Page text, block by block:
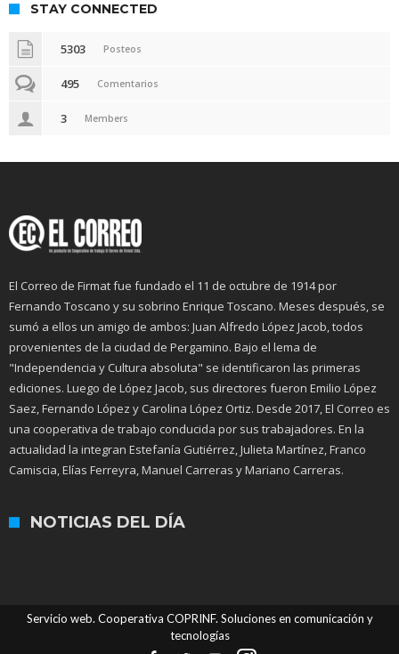
STAY CONNECTED
5303 Posteos
495 Comentarios
3 Members
El Correo de Firmat fue fundado el 11 de octubre de 1914 por
Fernando Toscano y su sobrino Enrique Toscano. Meses después, se
sumó a ellos un amigo de ambos: Juan Alfredo López Jacob, todos
provenientes de la ciudad de Pergamino. Bajo el lema de
"Independencia y Cultura absoluta" se identificaron las primeras
ediciones. Luego de López Jacob, sus directores fueron Emilio López
Saez, Fernando López y Carolina López Ortiz. Desde 2017, El Correo es
una cooperativa de trabajo conducida por sus trabajadores. En la
actualidad la integran Estefanía Gutiérrez, Julieta Martínez, Franco
Camiscia, Elías Ferreyra, Manuel Carreras y Mariano Carreras.
NOTICIAS DEL DÍA
Servicio web. Cooperativa COPRINF. Soluciones en comunicación y
tecnologías